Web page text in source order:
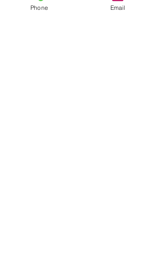
Phone Email